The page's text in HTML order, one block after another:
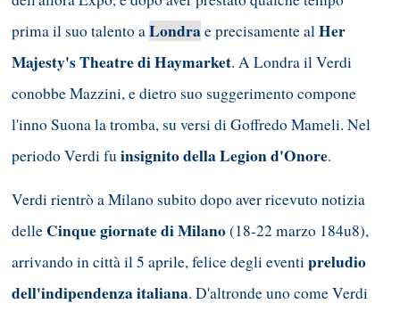
prima il suo talento aLondra e precisamente alHer
Majesty's Theatre di Haymarket. A Londra il Verdi
conobbe Mazzini, e dietro suo suggerimento compone
l'inno Suona la tromba, su versi di Goffredo Mameli. Nel
periodo Verdi fuinsignito della Legion d'Onore.
Verdi rientrò a Milano subito dopo aver ricevuto notizia
delle Cinque giornate di Milano(18-22 marzo 184u8),
arrivando in città il 5 aprile, felice degli eventipreludio
dell'indipendenza italiana. D'altronde uno come Verdi